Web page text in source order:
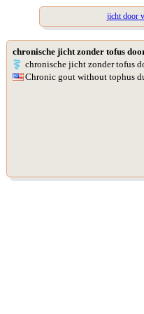
jicht door
chronische jicht zonder tofus
chronische jicht zonder tofus
Chronic gout without tophus